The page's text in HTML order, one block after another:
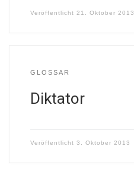
Veröffentlicht 21. Oktober 2013
GLOSSAR
Diktator
Veröffentlicht 3. Oktober 2013